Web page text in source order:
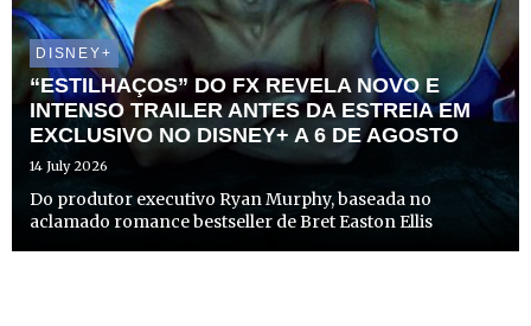
DISNEY+
“ESTILHAÇOS” DO FX REVELA NOVO E
INTENSO TRAILER ANTES DA ESTREIA EM
EXCLUSIVO NO DISNEY+ A 6 DE AGOSTO
14 July 2026
Do produtor executivo Ryan Murphy, baseada no
aclamado romance bestseller de Bret Easton Ellis